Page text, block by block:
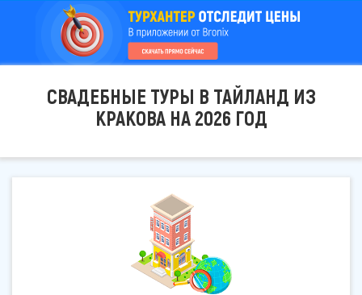
СВАДЕБНЫЕ ТУРЫ В ТАЙЛАНД ИЗ
КРАКОВА НА 2026 ГОД